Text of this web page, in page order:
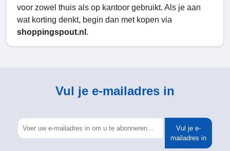
voor zowel thuis als op kantoor gebruikt. Als je aan
wat korting denkt, begin dan met kopen via
shoppingspout.nl .
Vul je e-mailadres in
Vul je e-
mailadres in